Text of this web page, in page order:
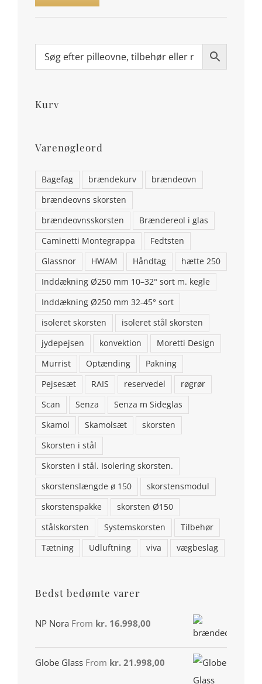
Kurv
Varenøgleord
Bagefag brændekurv
brændeovn
brændeovns skorsten
brændeovnsskorsten
Brændereol i glas
Caminetti Montegrappa
Fedtsten
Glassnor
HWAM Håndtag
hætte 250
Inddækning Ø250 mm 10–32° sort m. kegle
Inddækning Ø250 mm 32-45° sort
isoleret skorsten
isoleret stål skorsten
jydepejsen
konvektion
Moretti Design
Murrist
Optænding
Pakning
Pejsesæt
RAIS reservedel
røgrør
Scan
Senza
Senza m Sideglas
Skamol
Skamolsæt
skorsten
Skorsten i stål
Skorsten i stål. Isolering skorsten.
skorstenslængde ø 150
skorstensmodul
skorstenspakke
skorsten Ø150
stålskorsten
Systemskorsten
Tilbehør
Tætning
Udluftning viva vægbeslag
Bedst bedømte varer
NP Nora From kr. 16.998,00
Globe Glass From kr. 21.998,00
KONTAKT OS
Brændeovns finans ApS
Addresse: Stenstrupvej 2, 9500 Hobro
Telefon: 98554146
Email:aalborgpejse@gmail.com
Din konto
Handelsbetingelser